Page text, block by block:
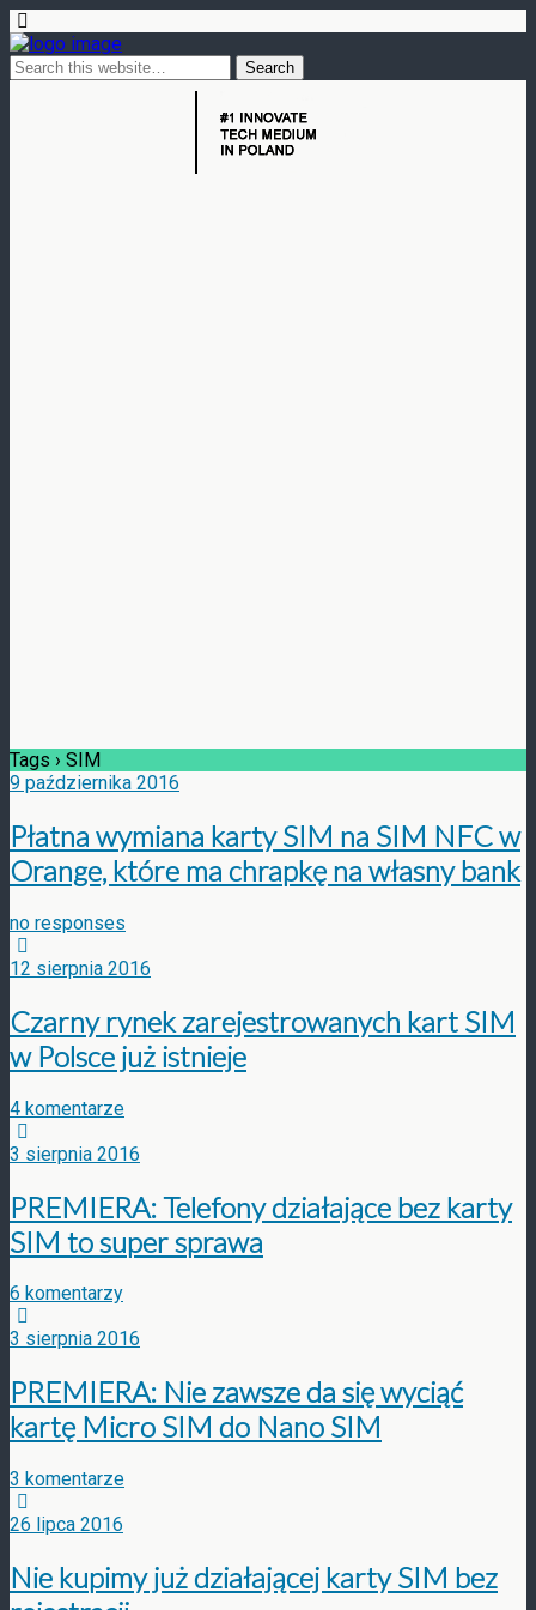
Tags › SIM
9 października 2016
Płatna wymiana karty SIM na SIM NFC w
Orange, które ma chrapkę na własny bank
no responses
12 sierpnia 2016
Czarny rynek zarejestrowanych kart SIM
w Polsce już istnieje
4 komentarze
3 sierpnia 2016
PREMIERA: Telefony działające bez karty
SIM to super sprawa
6 komentarzy
3 sierpnia 2016
PREMIERA: Nie zawsze da się wyciąć
kartę Micro SIM do Nano SIM
3 komentarze
26 lipca 2016
Nie kupimy już działającej karty SIM bez